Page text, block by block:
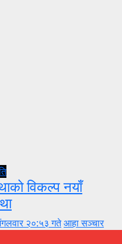
विकल्प नयाँ
२०:५३ गतेआहा सञ्चार